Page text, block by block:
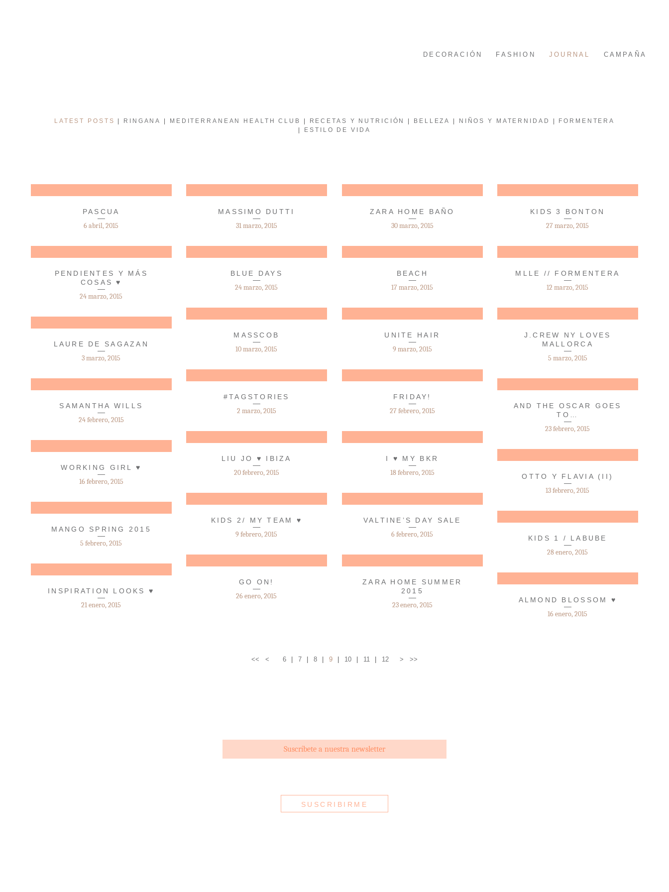
DECORACIÓN FASHION JOURNAL CAMPAÑA
LATEST POSTS RINGANA MEDITERRANEAN HEALTH CLUB RECETAS Y NUTRICIÓN BELLEZA NIÑOS Y MATERNIDAD
FORMENTERA
ESTILO DE VIDA
PASCUA
6 abril, 2015
MASSIMO DUTTI
31 marzo, 2015
ZARA HOME BAÑO
30 marzo, 2015
KIDS 3 BONTON
27 marzo, 2015
PENDIENTES Y MÁS
COSAS ♥
24 marzo, 2015
BLUE DAYS
24 marzo, 2015
BEACH
17 marzo, 2015
MLLE // FORMENTERA
12 marzo, 2015
MASSCOB
10 marzo, 2015
UNITE HAIR
9 marzo, 2015
J.CREW NY LOVES
MALLORCA
5 marzo, 2015
LAURE DE SAGAZAN
3 marzo, 2015
#TAGSTORIES
2 marzo, 2015
FRIDAY!
27 febrero, 2015
SAMANTHA WILLS
24 febrero, 2015
AND THE OSCAR GOES
TO…
23 febrero, 2015
LIU JO ♥ IBIZA
20 febrero, 2015
I ♥ MY BKR
18 febrero, 2015
WORKING GIRL ♥
16 febrero, 2015
OTTO Y FLAVIA (II)
13 febrero, 2015
KIDS 2/ MY TEAM ♥
9 febrero, 2015
VALTINE’S DAY SALE
6 febrero, 2015
MANGO SPRING 2015
5 febrero, 2015
KIDS 1 / LABUBE
28 enero, 2015
GO ON!
26 enero, 2015
ZARA HOME SUMMER
2015
23 enero, 2015
INSPIRATION LOOKS ♥
21 enero, 2015
ALMOND BLOSSOM ♥
16 enero, 2015
<< < 6 7 8 9 10 11 12 > >>